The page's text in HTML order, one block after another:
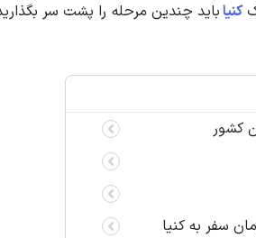
کنیاباید چندین مرحله را پشت سر
کشور
سفر به کنیا